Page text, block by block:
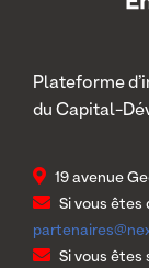
Plateforme
du Capital-
19 avenue
Si vous
Si vous